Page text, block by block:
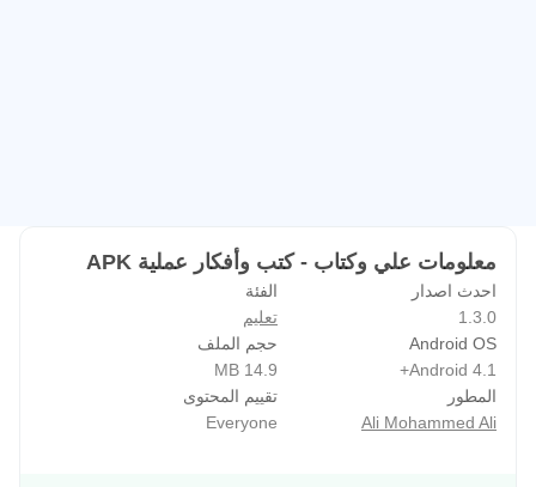
معلومات علي وكتاب - كتب وأفكار عملية APK
احدث اصدار
1.3.0
الفئة
تعليم
Android OS
Android 4.1+
حجم الملف
14.9 MB
المطور
Ali Mohammed Ali
تقييم المحتوى
Everyone